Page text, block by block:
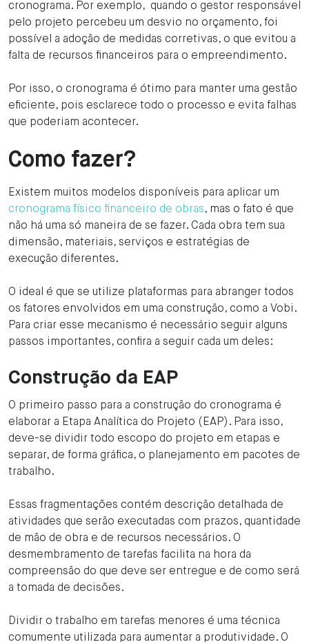
cronograma. Por exemplo, quando o gestor responsável
pelo projeto percebeu um desvio no orçamento, foi
possível a adoção de medidas corretivas, o que evitou a
falta de recursos financeiros para o empreendimento.
Por isso, o cronograma é ótimo para manter uma gestão
eficiente, pois esclarece todo o processo e evita falhas
que poderiam acontecer.
Como fazer?
Existem muitos modelos disponíveis para aplicar um
cronograma físico financeiro de obras, mas o fato é que
não há uma só maneira de se fazer. Cada obra tem sua
dimensão, materiais, serviços e estratégias de
execução diferentes.
O ideal é que se utilize plataformas para abranger todos
os fatores envolvidos em uma construção, como a Vobi.
Para criar esse mecanismo é necessário seguir alguns
passos importantes, confira a seguir cada um deles:
Construção da EAP
O primeiro passo para a construção do cronograma é
elaborar a Etapa Analítica do Projeto (EAP). Para isso,
deve-se dividir todo escopo do projeto em etapas e
separar, de forma gráfica, o planejamento em pacotes de
trabalho.
Essas fragmentações contém descrição detalhada de
atividades que serão executadas com prazos, quantidade
de mão de obra e de recursos necessários. O
desmembramento de tarefas facilita na hora da
compreensão do que deve ser entregue e de como será
a tomada de decisões.
Dividir o trabalho em tarefas menores é uma técnica
comumente utilizada para aumentar a produtividade. O